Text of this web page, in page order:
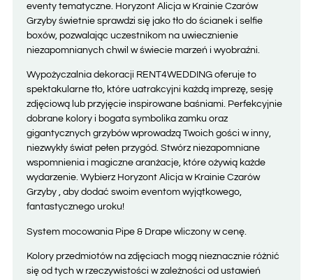
eventy tematyczne. Horyzont Alicja w Krainie Czarów
Grzyby świetnie sprawdzi się jako tło do ścianek i selfie
boxów, pozwalając uczestnikom na uwiecznienie
niezapomnianych chwil w świecie marzeń i wyobraźni.
Wypożyczalnia dekoracji RENT4WEDDING oferuje to
spektakularne tło, które uatrakcyjni każdą imprezę, sesję
zdjęciową lub przyjęcie inspirowane baśniami. Perfekcyjnie
dobrane kolory i bogata symbolika zamku oraz
gigantycznych grzybów wprowadzą Twoich gości w inny,
niezwykły świat pełen przygód. Stwórz niezapomniane
wspomnienia i magiczne aranżacje, które ożywią każde
wydarzenie. Wybierz Horyzont Alicja w Krainie Czarów
Grzyby , aby dodać swoim eventom wyjątkowego,
fantastycznego uroku!
System mocowania Pipe & Drape wliczony w cenę.
Kolory przedmiotów na zdjęciach mogą nieznacznie różnić
się od tych w rzeczywistości w zależności od ustawień